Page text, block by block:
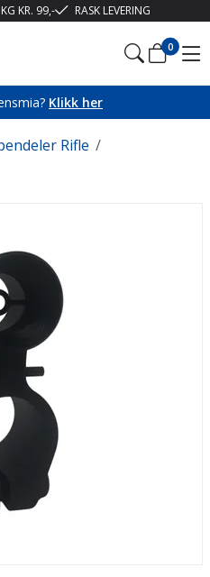
KR. 99,- RASK LEVERING
0
Klikk her
/
Rifle